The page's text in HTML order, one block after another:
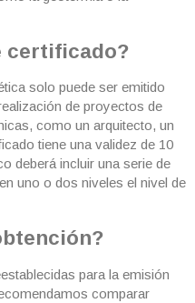
certificado?
solo puede ser emitido
de proyectos de
como un arquitecto, un
tiene una validez de 10
deberá incluir una serie de
uno o dos niveles el nivel de
para la emisión
comparar